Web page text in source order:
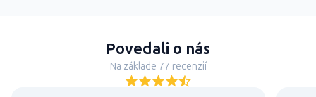
Povedali o nás
Na základe 77 recenzií